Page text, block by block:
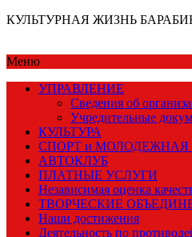
КУЛЬТУРНАЯ ЖИЗНЬ
Меню
УПРАВЛЕНИЕ
Сведения об
Учредительные
КУЛЬТУРА
СПОРТ и
АВТОКЛУБ
ПЛАТНЫЕ УСЛУГИ
Независимая оценка
ТВОРЧЕСКИЕ
Наши достижения
Деятельность по